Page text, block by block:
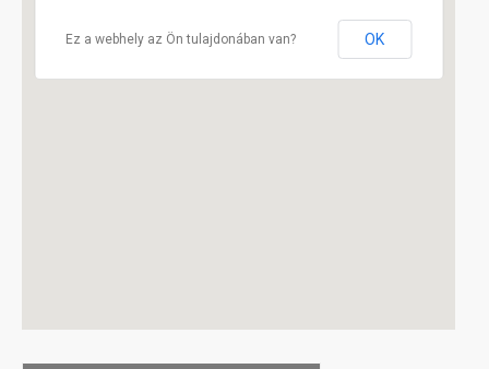
Ez a webhely az Ön tulajdonában van? OK